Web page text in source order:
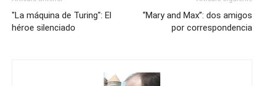
"La máquina de Turing": El
héroe silenciado
“Mary and Max”: dos amigos
por correspondencia